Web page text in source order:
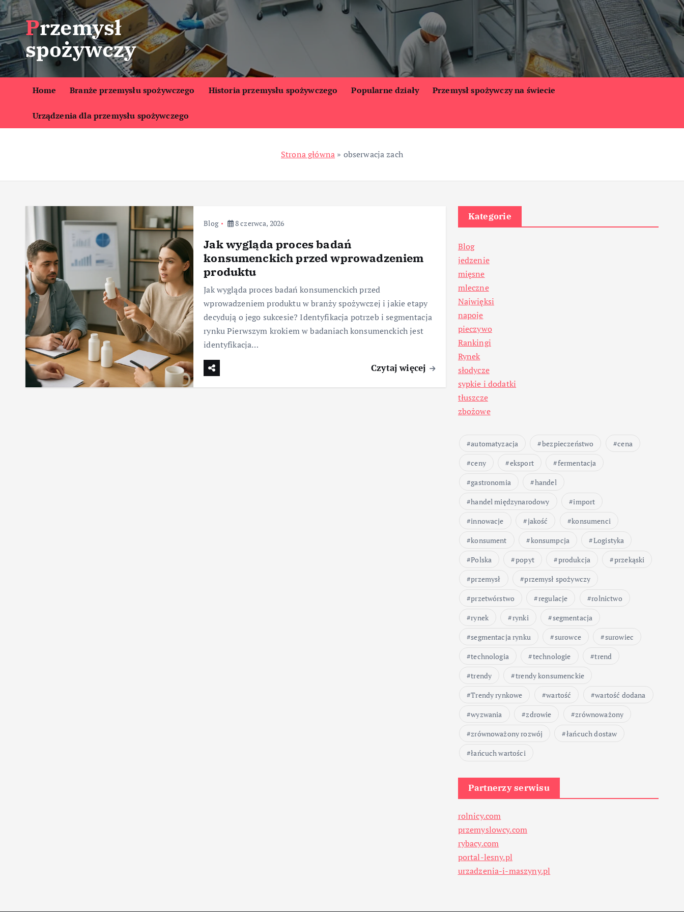
S
k
i
p
t
o
t
Przemysł
spożywczy
Home Branże przemysłu spożywczego Historia przemysłu spożywczego Popularne działy Przemysł spożywczy na świecie
Urządzenia dla przemysłu spożywczego
Strona główna » obserwacja zach
Blog 8 czerwca, 2026
Jak wygląda proces badań
konsumenckich przed wprowadzeniem
produktu
Jak wygląda proces badań konsumenckich przed
wprowadzeniem produktu w branży spożywczej i jakie etapy
decydują o jego sukcesie? Identyfikacja potrzeb i segmentacja
rynku Pierwszym krokiem w badaniach konsumenckich jest
identyfikacja…
Czytaj więcej
Kategorie
Blog
jedzenie
mięsne
mleczne
Najwięksi
napoje
pieczywo
Rankingi
Rynek
słodycze
sypkie i dodatki
tłuszcze
zbożowe
automatyzacja bezpieczeństwo
cena
ceny
eksport
fermentacja
gastronomia
handel
handel międzynarodowy
import
innowacje
jakość
konsumenci
konsument
konsumpcja
Logistyka
Polska
popyt produkcja
przekąski
przemysł
przemysł spożywczy
przetwórstwo
regulacje
rolnictwo
rynek
rynki
segmentacja
segmentacja rynku
surowce
surowiec
technologia
technologie
trend
trendy
trendy konsumenckie
Trendy rynkowe
wartość
wartość dodana
wyzwania
zdrowie
zrównoważony
zrównoważony rozwój
łańcuch dostaw
łańcuch wartości
Partnerzy serwisu
rolnicy.com
przemyslowcy.com
rybacy.com
portal-lesny.pl
urzadzenia-i-maszyny.pl